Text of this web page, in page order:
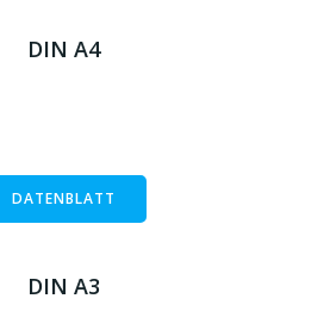
DIN A4
DATENBLATT
DIN A3